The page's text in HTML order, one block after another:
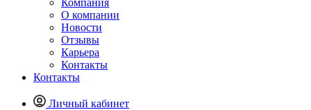
Компания
О компании
Новости
Отзывы
Карьера
Контакты
Контакты
Личный кабинет